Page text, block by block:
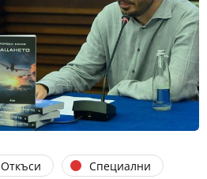
Откъси Специални